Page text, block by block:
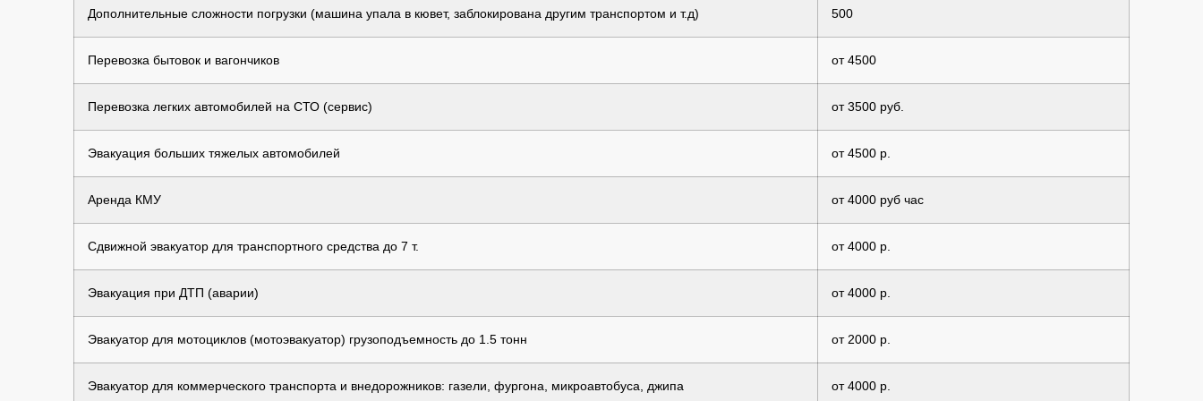
Дополнительные сложности погрузки (машина упала в кювет, заблокирована другим транспортом и т.д) 500
Перевозка бытовок и вагончиков от 4500
Перевозка легких автомобилей на СТО (сервис) от 3500 руб.
Эвакуация больших тяжелых автомобилей от 4500 р.
Аренда КМУ от 4000 руб час
Сдвижной эвакуатор для транспортного средства до 7 т. от 4000 р.
Эвакуация при ДТП (аварии) от 4000 р.
Эвакуатор для мотоциклов (мотоэвакуатор) грузоподъемность до 1.5 тонн от 2000 р.
Эвакуатор для коммерческого транспорта и внедорожников: газели, фургона, микроавтобуса, джипа от 4000 р.